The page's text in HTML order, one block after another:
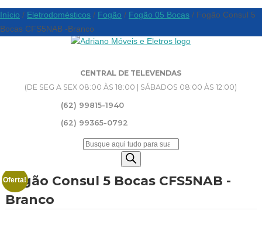
CENTRAL DE TELEVENDAS
(DE SEG A SEX 08:00 ÀS 18:00 | SÁBADOS 08:00 ÀS 12:00)
(62) 99815-1940
(62) 99365-0792
Pesquisar
Início / Eletrodomésticos / Fogão / Fogão 05 Bocas / Fogão Consul 5
Bocas CFS5NAB -Branco
Fogão Consul 5 Bocas CFS5NAB -
Branco
Oferta!